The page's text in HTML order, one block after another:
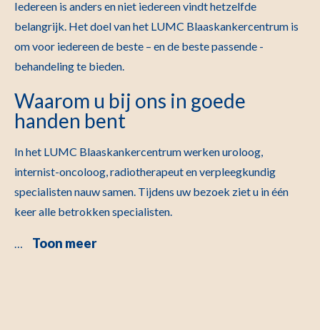
Iedereen is anders en niet iedereen vindt hetzelfde
belangrijk. Het doel van het LUMC Blaaskankercentrum is
om voor iedereen de beste – en de beste passende -
behandeling te bieden.
Waarom u bij ons in goede
handen bent
In het LUMC Blaaskankercentrum werken uroloog,
internist-oncoloog, radiotherapeut en verpleegkundig
specialisten nauw samen. Tijdens uw bezoek ziet u in één
keer alle betrokken specialisten.
Toon meer